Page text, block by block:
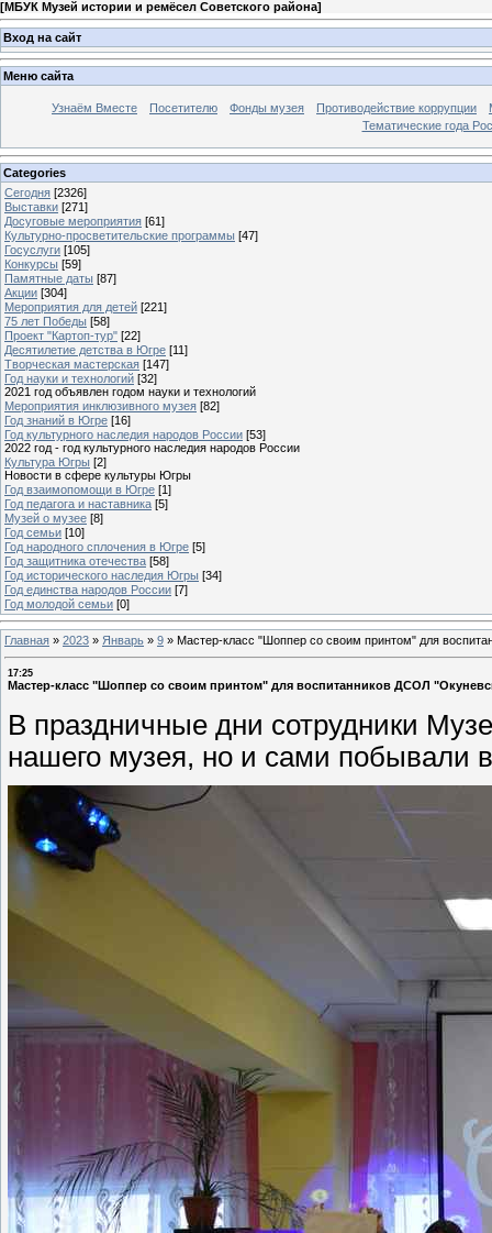
[МБУК Музей истории и ремёсел Советского района]
Вход на сайт
Меню сайта
Узнаём Вместе Посетителю Фонды музея Противодействие коррупции
Тематические года
Categories
Сегодня [2326]
Выставки [271]
Досуговые мероприятия [61]
Культурно-просветительские программы [47]
Госуслуги [105]
Конкурсы [59]
Памятные даты [87]
Акции [304]
Мероприятия для детей [221]
75 лет Победы [58]
Проект "Картоп-тур" [22]
Десятилетие детства в Югре [11]
Творческая мастерская [147]
Год науки и технологий [32]
2021 год объявлен годом науки и технологий
Мероприятия инклюзивного музея [82]
Год знаний в Югре [16]
Год культурного наследия народов России [53]
2022 год - год культурного наследия народов России
Культура Югры [2]
Новости в сфере культуры Югры
Год взаимопомощи в Югре [1]
Год педагога и наставника [5]
Музей о музее [8]
Год семьи [10]
Год народного сплочения в Югре [5]
Год защитника отечества [58]
Год исторического наследия Югры [34]
Год единства народов России [7]
Год молодой семьи [0]
Главная » 2023 » Январь » 9 » Мастер-класс "Шоппер со своим принтом" для
17:25
Мастер-класс "Шоппер со своим принтом" для воспитанников ДСОЛ
В праздничные дни сотрудники
нашего музея, но и сами побывали